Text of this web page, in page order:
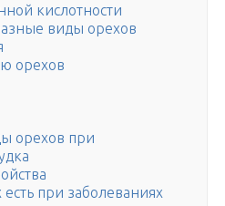
кислотности
виды орехов
орехов
орехов при
при заболеваниях